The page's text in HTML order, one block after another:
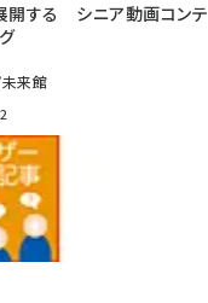
開する シニア動画コンテ
未来館